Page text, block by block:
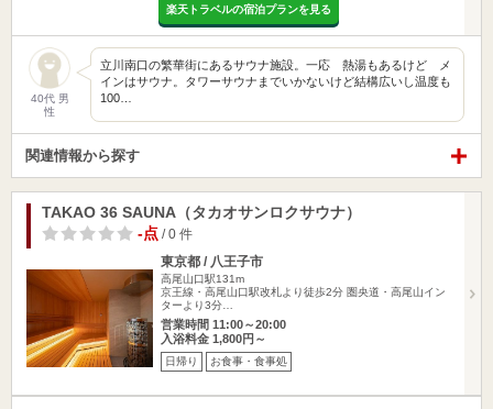
楽天トラベルの宿泊プランを見る
40代 男
性
立川南口の繁華街にあるサウナ施設。一応 熱湯もあるけど メ
インはサウナ。タワーサウナまでいかないけど結構広いし温度も
100…
関連情報から探す
TAKAO 36 SAUNA（タカオサンロクサウナ）
-点 / 0 件
東京都 / 八王子市
高尾山口駅131m
京王線・高尾山口駅改札より徒歩2分 圏央道・高尾山イン
ターより3分…
営業時間 11:00～20:00
入浴料金 1,800円～
日帰り お食事・食事処